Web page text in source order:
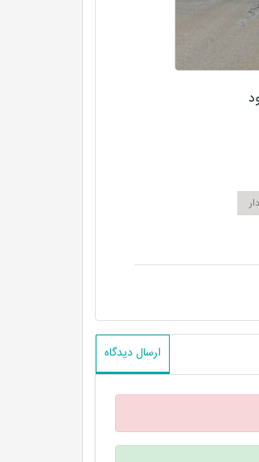
ارسال دیدگاه